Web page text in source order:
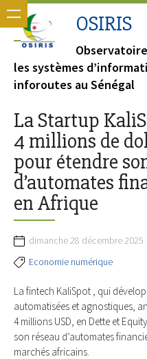
OSIRIS
les systèmes
inforoutes au Sénégal
La Startup
4 millions de
pour étendre
d’automates
en Afrique
dimanche 28 décembre 2025
Economie numérique
La fintech KaliSpot , qui
automatisées et agnostiques,
4 millions USD, en Dette et
son réseau d’automates
marchés africains.